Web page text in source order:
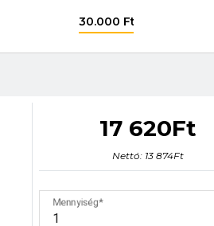
17 620Ft
Nettó: 13 874Ft
Mennyiség